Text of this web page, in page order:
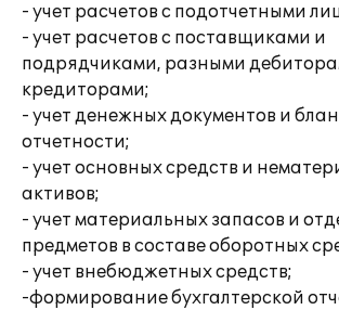
- учет расчетов с подотчетными
- учет расчетов с поставщиками и
подрядчиками, разными
кредиторами;
- учет денежных документов и
отчетности;
- учет основных средств и
активов;
- учет материальных запасов и
предметов в составе оборотных
- учет внебюджетных средств;
-формирование бухгалтерской